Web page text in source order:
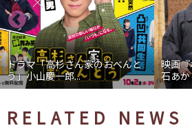
ドラマ「高杉さん家のおべんと
う」小山慶一郎...
映画
石あか
RELATED NEWS